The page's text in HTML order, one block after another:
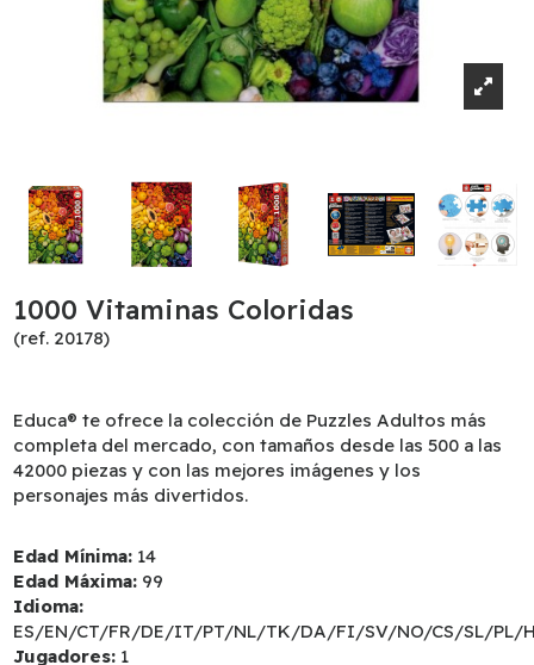
1000 Vitaminas Coloridas
(ref. 20178)
Educa® te ofrece la colección de Puzzles Adultos más
completa del mercado, con tamaños desde las 500 a las
42000 piezas y con las mejores imágenes y los
personajes más divertidos.
Edad Mínima: 14
Edad Máxima: 99
Idioma:
ES/EN/CT/FR/DE/IT/PT/NL/TK/DA/FI/SV/NO/CS/SL/PL/
Jugadores: 1